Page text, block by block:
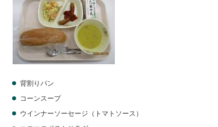
背割りパン
コーンスープ
ウインナーソーセージ（トマトソース）